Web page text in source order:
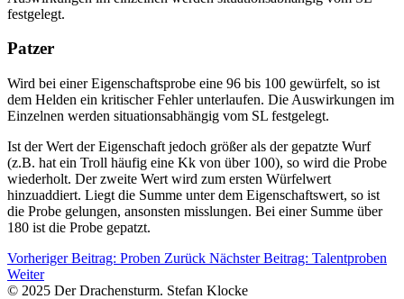
festgelegt.
Patzer
Wird bei einer Eigenschaftsprobe eine 96 bis 100 gewürfelt, so ist
dem Helden ein kritischer Fehler unterlaufen. Die Auswirkungen im
Einzelnen werden situationsabhängig vom SL festgelegt.
Ist der Wert der Eigenschaft jedoch größer als der gepatzte Wurf
(z.B. hat ein Troll häufig eine Kk von über 100), so wird die Probe
wiederholt. Der zweite Wert wird zum ersten Würfelwert
hinzuaddiert. Liegt die Summe unter dem Eigenschaftswert, so ist
die Probe gelungen, ansonsten misslungen. Bei einer Summe über
180 ist die Probe gepatzt.
Vorheriger Beitrag: Proben Zurück Nächster Beitrag: Talentproben
Weiter
© 2025 Der Drachensturm. Stefan Klocke